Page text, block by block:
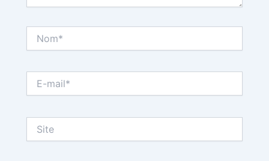
mail*